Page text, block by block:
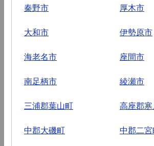
秦野市 厚木市
大和市 伊勢原市
海老名市 座間市
南足柄市 綾瀬市
三浦郡葉山町 高座郡
中郡大磯町 中郡二